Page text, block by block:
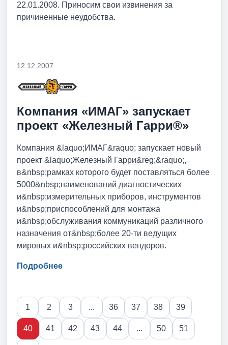
22.01.2008. Приносим свои извинения за
причиненные неудобства.
12.12.2007
Компания «ИМАГ» запускает
проект «Железный Гарри®»
Компания &laquo;ИМАГ&raquo; запускает новый
проект &laquo;Железный Гарри&reg;&raquo;,
в&nbsp;рамках которого будет поставляться более
5000&nbsp;наименований диагностических
и&nbsp;измерительных приборов, инструментов
и&nbsp;приспособлений для монтажа
и&nbsp;обслуживания коммуникаций различного
назначения от&nbsp;более 20-ти ведущих
мировых и&nbsp;российских вендоров.
Подробнее
1 2 3 ... 36 37 38 39
40 41 42 43 44 ... 50 51